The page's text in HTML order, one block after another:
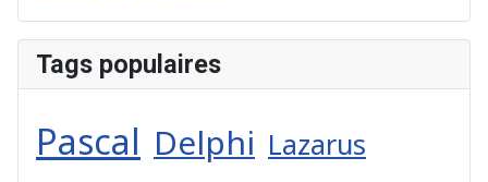
Tags populaires
Pascal Delphi Lazarus